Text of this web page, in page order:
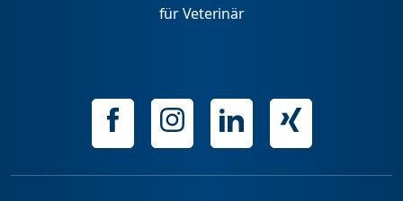
für Veterinär